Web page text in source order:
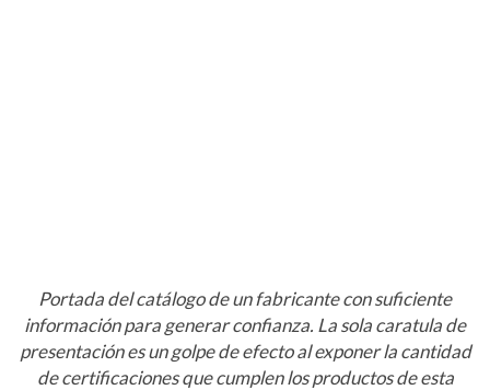
Portada del catálogo de un fabricante con suficiente
información para generar confianza. La sola caratula de
presentación es un golpe de efecto al exponer la cantidad
de certificaciones que cumplen los productos de esta